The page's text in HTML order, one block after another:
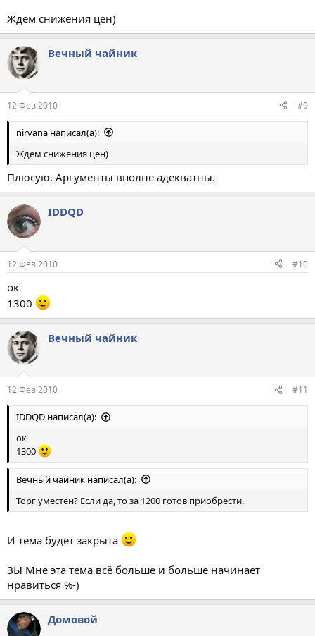
Ждем снижения цен)
Вечный чайник
12 Фев 2010 #9
nirvana написал(а):
Ждем снижения цен)
Плюсую. Аргументы вполне адекватны.
IDDQD
12 Фев 2010 #10
ок
1300
Вечный чайник
12 Фев 2010 #11
IDDQD написал(а):
ок
1300
Вечный чайник написал(а):
Торг уместен? Если да, то за 1200 готов приобрести.
И тема будет закрыта
ЗЫ Мне эта тема всё больше и больше начинает
нравиться %-)
Домовой